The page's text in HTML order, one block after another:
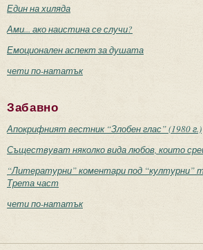
Един на хиляда
Ами... ако наистина се случи?
Емоционален аспект за душата
чети по-нататък
Забавно
Апокрифният вестник “Злобен глас” (1980 г.)
Съществуват няколко вида любов, които
“Литературни” коментари под “културни”
Трета част
чети по-нататък